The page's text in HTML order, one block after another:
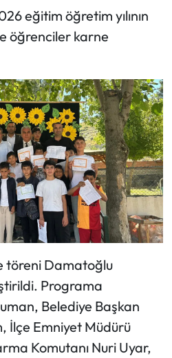
eğitim öğretim yılının
öğrenciler karne
töreni Damatoğlu
Programa
Belediye Başkan
İlçe Emniyet Müdürü
Komutanı Nuri Uyar,